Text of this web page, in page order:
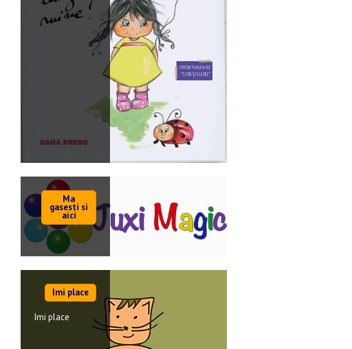
Ma
gasesti si
aici
Imi place
Imi place